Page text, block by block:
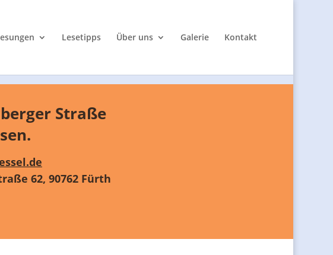
Lesetipps Über uns Galerie Kontakt
Straße
62, 90762 Fürth